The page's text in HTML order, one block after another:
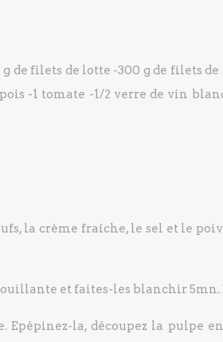
g de filets de lotte -300 g de filets
-1 tomate -1/2 verre de vin
la crème fraîche, le sel et le
et faites-les blanchir 5mn.
Epépinez-la, découpez la pulpe